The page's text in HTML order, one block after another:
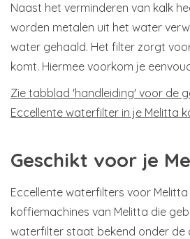
Naast het verminderen van kalk
worden metalen uit het water
water gehaald. Het filter zorgt
komt. Hiermee voorkom je
Zie tabblad 'handleiding' voor de
Eccellente waterfilter in je Melitta
Geschikt voor je
Eccellente waterfilters voor
koffiemachines van Melitta die
waterfilter staat bekend onder de